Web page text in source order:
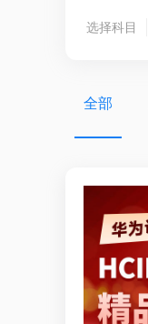
选择科目
全部